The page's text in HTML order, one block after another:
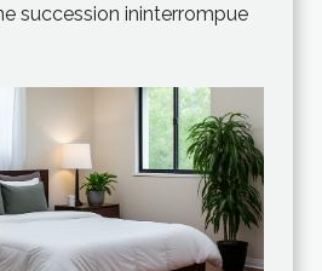
succession ininterrompue